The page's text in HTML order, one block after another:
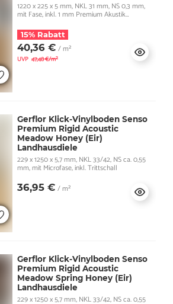
1220 x 225 x 5 mm, NKL 31 mm, NS 0,3 mm,
mit Fase, inkl. 1 mm Premium Akustik
15% Rabatt
40,36 € / m²
UVP 47,48 €/m²
Gerflor Klick-Vinylboden Senso
Premium Rigid Acoustic
Meadow Honey (Eir)
Landhausdiele
229 x 1250 x 5,7 mm, NKL 33/42, NS ca. 0,55
mm, mit Microfase, inkl. Trittschall
36,95 € / m²
Gerflor Klick-Vinylboden Senso
Premium Rigid Acoustic
Meadow Spring Honey (Eir)
Landhausdiele
229 x 1250 x 5,7 mm, NKL 33/42, NS ca. 0,55